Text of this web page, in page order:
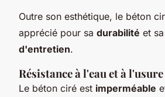
Outre son esthétique, le béton
apprécié pour sa durabilité et sa
d'entretien.
Résistance à l'eau et à l'usure
Le béton ciré est imperméable